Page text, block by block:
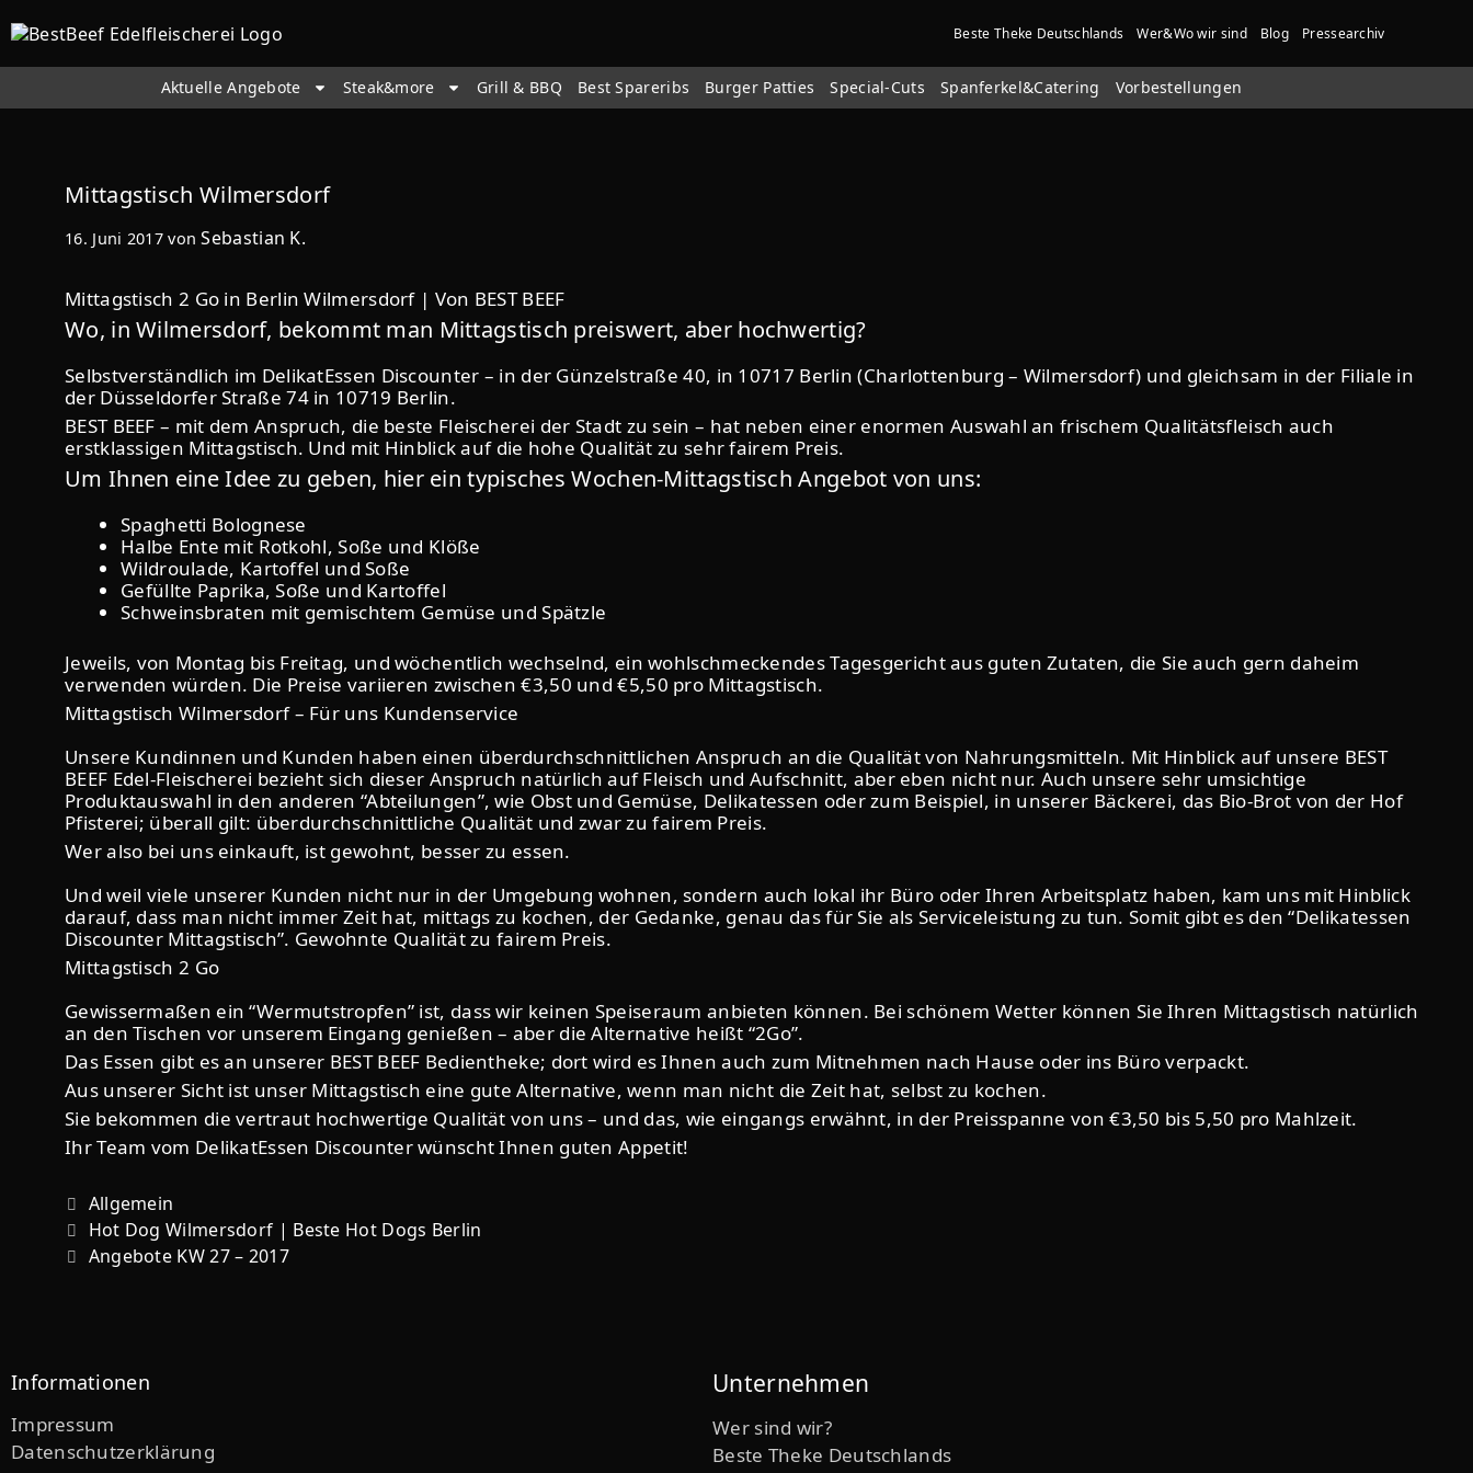
Beste Theke Deutschlands Wer&Wo wir sind Blog Pressearchiv
Aktuelle Angebote Steak&more Grill & BBQ Best Spareribs Burger Patties Special-Cuts Spanferkel&Catering Vorbestellungen
Mittagstisch Wilmersdorf
16. Juni 2017 vonSebastian K.
Mittagstisch 2 Go in Berlin Wilmersdorf | Von BEST BEEF
Wo, in Wilmersdorf, bekommt man Mittagstisch preiswert, aber hochwertig?
Selbstverständlich im DelikatEssen Discounter – in der Günzelstraße 40, in 10717 Berlin (Charlottenburg – Wilmersdorf) und gleichsam in der Filiale in
der Düsseldorfer Straße 74 in 10719 Berlin.
BEST BEEF – mit dem Anspruch, die beste Fleischerei der Stadt zu sein – hat neben einer enormen Auswahl an frischem Qualitätsfleisch auch
erstklassigen Mittagstisch. Und mit Hinblick auf die hohe Qualität zu sehr fairem Preis.
Um Ihnen eine Idee zu geben, hier ein typisches Wochen-Mittagstisch Angebot von uns:
Spaghetti Bolognese
Halbe Ente mit Rotkohl, Soße und Klöße
Wildroulade, Kartoffel und Soße
Gefüllte Paprika, Soße und Kartoffel
Schweinsbraten mit gemischtem Gemüse und Spätzle
Jeweils, von Montag bis Freitag, und wöchentlich wechselnd, ein wohlschmeckendes Tagesgericht aus guten Zutaten, die Sie auch gern daheim
verwenden würden. Die Preise variieren zwischen €3,50 und €5,50 pro Mittagstisch.
Mittagstisch Wilmersdorf – Für uns Kundenservice
Unsere Kundinnen und Kunden haben einen überdurchschnittlichen Anspruch an die Qualität von Nahrungsmitteln. Mit Hinblick auf unsere BEST
BEEF Edel-Fleischerei bezieht sich dieser Anspruch natürlich auf Fleisch und Aufschnitt, aber eben nicht nur. Auch unsere sehr umsichtige
Produktauswahl in den anderen “Abteilungen”, wie Obst und Gemüse, Delikatessen oder zum Beispiel, in unserer Bäckerei, das Bio-Brot von der Hof
Pfisterei; überall gilt: überdurchschnittliche Qualität und zwar zu fairem Preis.
Wer also bei uns einkauft, ist gewohnt, besser zu essen.
Und weil viele unserer Kunden nicht nur in der Umgebung wohnen, sondern auch lokal ihr Büro oder Ihren Arbeitsplatz haben, kam uns mit Hinblick
darauf, dass man nicht immer Zeit hat, mittags zu kochen, der Gedanke, genau das für Sie als Serviceleistung zu tun. Somit gibt es den “Delikatessen
Discounter Mittagstisch”. Gewohnte Qualität zu fairem Preis.
Mittagstisch 2 Go
Gewissermaßen ein “Wermutstropfen” ist, dass wir keinen Speiseraum anbieten können. Bei schönem Wetter können Sie Ihren Mittagstisch natürlich
an den Tischen vor unserem Eingang genießen – aber die Alternative heißt “2Go”.
Das Essen gibt es an unserer BEST BEEF Bedientheke; dort wird es Ihnen auch zum Mitnehmen nach Hause oder ins Büro verpackt.
Aus unserer Sicht ist unser Mittagstisch eine gute Alternative, wenn man nicht die Zeit hat, selbst zu kochen.
Sie bekommen die vertraut hochwertige Qualität von uns – und das, wie eingangs erwähnt, in der Preisspanne von €3,50 bis 5,50 pro Mahlzeit.
Ihr Team vom DelikatEssen Discounter wünscht Ihnen guten Appetit!
Allgemein
Hot Dog Wilmersdorf | Beste Hot Dogs Berlin
Angebote KW 27 – 2017
Informationen
Impressum
Datenschutzerklärung
Unternehmen
Wer sind wir?
Beste Theke Deutschlands